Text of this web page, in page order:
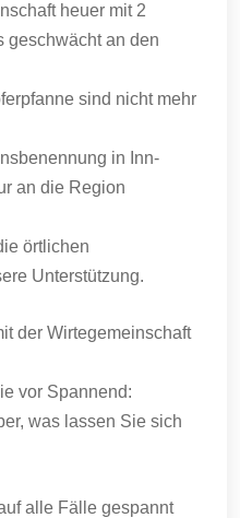
heuer mit 2
geschwächt an den
sind nicht mehr
in Inn-
an die Region
örtlichen
Unterstützung.
der Wirtegemeinschaft
vor Spannend:
was lassen Sie sich
alle Fälle gespannt